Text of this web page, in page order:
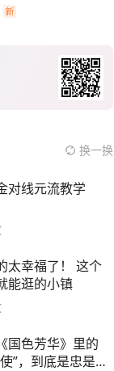
换一换
对线元流教学
太幸福了！ 这个
能逛的小镇
国色芳华》里的
”，到底是忠是